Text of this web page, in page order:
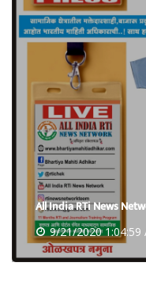
All India RTi News
9/21/2020 1:04:59